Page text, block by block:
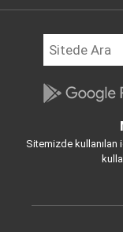
Sitemizde kullanılan